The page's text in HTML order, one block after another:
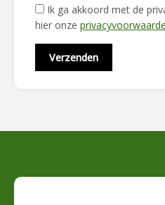
Ik ga akkoord met de
hier onze